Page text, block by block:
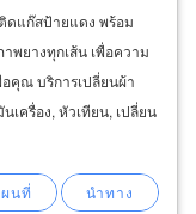
ดแก๊สป้ายแดง พร้อม
พยางทุกเส้น เพื่อความ
คุณ บริการเปลี่ยนผ้า
เครื่อง, หัวเทียน, เปลี่ยน